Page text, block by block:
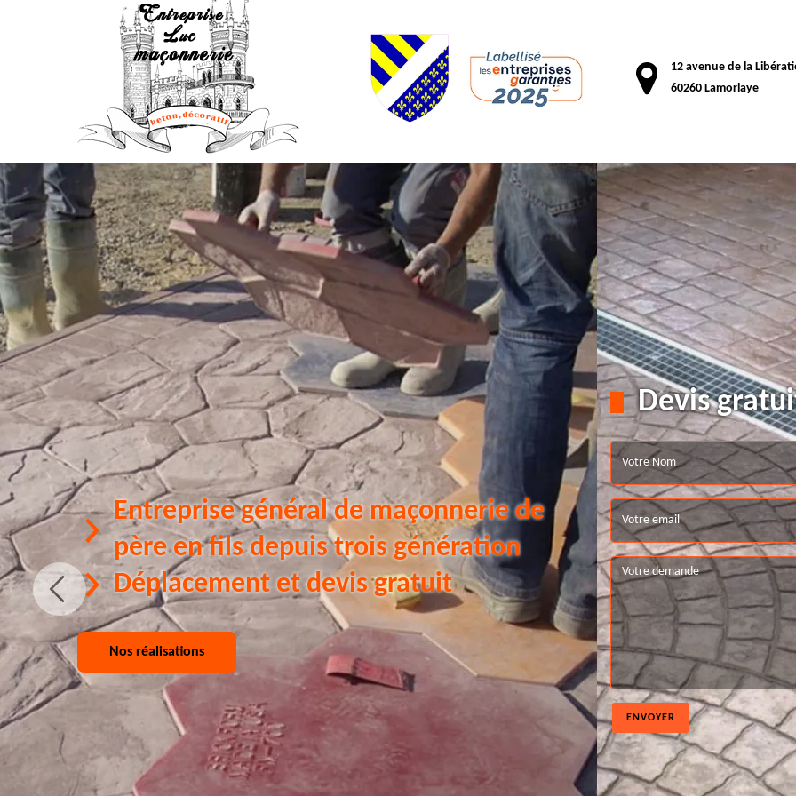
12 avenue de la
60260 Lamorlaye
Entreprise général de maçonnerie de
père en fils depuis trois génération
Déplacement et devis gratuit
Nos réalisations
Devis